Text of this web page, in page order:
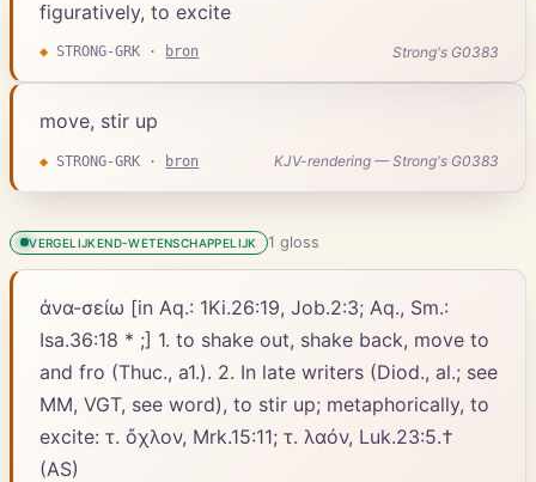
figuratively, to excite
◆ STRONG-GRK · bron Strong's G0383
move, stir up
◆ STRONG-GRK · bron KJV-rendering — Strong's G0383
VERGELIJKEND-WETENSCHAPPELIJK 1 gloss
ἀνα-σείω [in Aq.: 1Ki.26:19, Job.2:3; Aq., Sm.:
Isa.36:18 * ;] 1. to shake out, shake back, move to
and fro (Thuc., a1.). 2. In late writers (Diod., al.; see
MM, VGT, see word), to stir up; metaphorically, to
excite: τ. ὄχλον, Mrk.15:11; τ. λαόν, Luk.23:5.†
(AS)